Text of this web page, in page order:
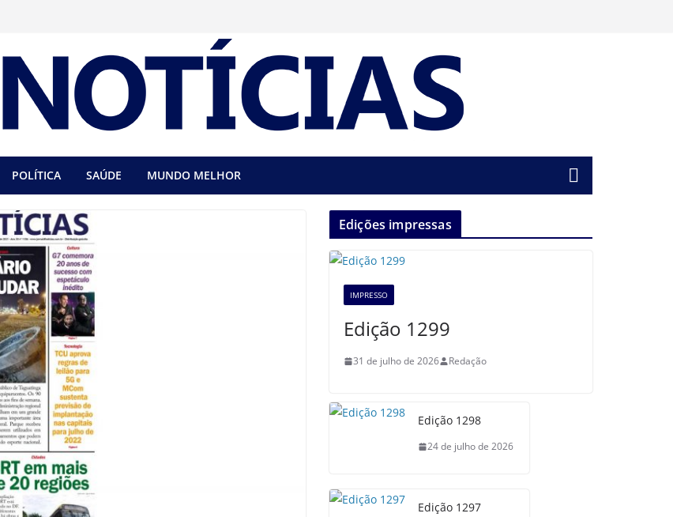
POLÍTICA SAÚDE MUNDO MELHOR
Edições impressas
IMPRESSO
Edição 1299
31 de julho de 2026 Redação
Edição 1298
24 de julho de 2026
Edição 1297